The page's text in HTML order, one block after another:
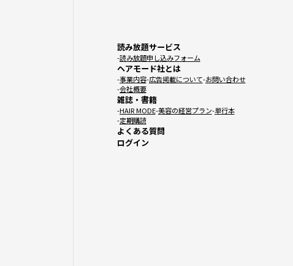
読み放題サービス
読み放題申し込みフォーム
ヘアモード社とは
事業内容 広告掲載について お問い合わせ
会社概要
雑誌・書籍
HAIR MODE 美容の経営プラン 単行本
定期購読
よくある質問
ログイン